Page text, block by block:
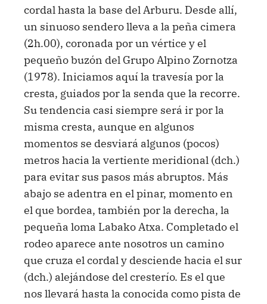
cordal hasta la base del Arburu. Desde allí,
un sinuoso sendero lleva a la peña cimera
(2h.00), coronada por un vértice y el
pequeño buzón del Grupo Alpino Zornotza
(1978). Iniciamos aquí la travesía por la
cresta, guiados por la senda que la recorre.
Su tendencia casi siempre será ir por la
misma cresta, aunque en algunos
momentos se desviará algunos (pocos)
metros hacia la vertiente meridional (dch.)
para evitar sus pasos más abruptos. Más
abajo se adentra en el pinar, momento en
el que bordea, también por la derecha, la
pequeña loma Labako Atxa. Completado el
rodeo aparece ante nosotros un camino
que cruza el cordal y desciende hacia el sur
(dch.) alejándose del cresterío. Es el que
nos llevará hasta la conocida como pista de